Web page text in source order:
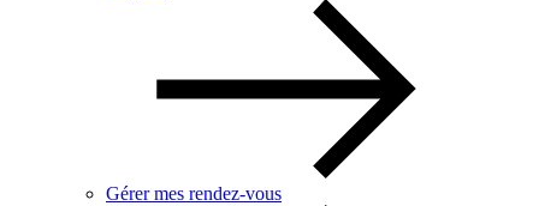
Gérer mes rendez-vous